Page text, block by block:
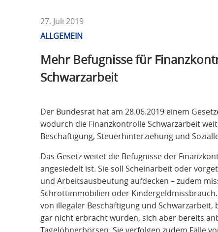
H
27. Juli 2019
ALLGEMEIN
Mehr Befugnisse für
Schwarzarbeit
Der Bundesrat hat am 28.06.2019 einem
wodurch die Finanzkontrolle Schwarzarbeit
Beschäftigung, Steuerhinterziehung und
Das Gesetz weitet die Befugnisse der
angesiedelt ist. Sie soll Scheinarbeit oder
und Arbeitsausbeutung aufdecken – zudem
Schrottimmobilien oder
von illegaler Beschäftigung und
gar nicht erbracht wurden, sich aber bereits
Tagelöhnerbörsen. Sie verfolgen zudem Fälle